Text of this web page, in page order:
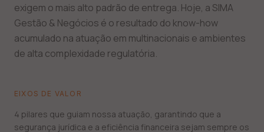
exigem o mais alto padrão de entrega. Hoje, a SIMA
Gestão & Negócios é o resultado do know-how
acumulado na atuação em multinacionais e ambientes
de alta complexidade regulatória.
EIXOS DE VALOR
4 pilares que guiam nossa atuação, garantindo que a
segurança jurídica e a eficiência financeira sejam sempre os